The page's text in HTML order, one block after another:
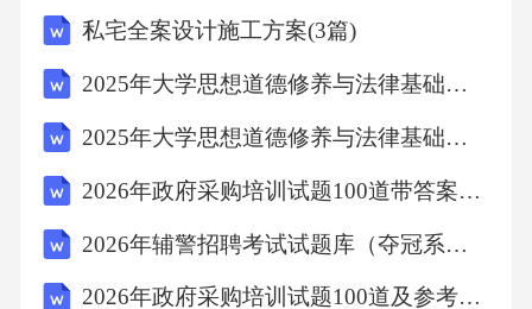
D.诚实守信
【答案】：C10、根据2025年1月1日起施行的
《中华人民共和国爱国主义教育法》及相关最
新政策指引，新时代爱国主义教育的着力点是
（）。
A.坚持爱国和爱党、爱社会主义相统一
私宅全案设计施工方案(3篇)
2025年大学思想道德修养与法律基础期末考试题附完整答案【有一套】
2025年大学思想道德修养与法律基础期末考试题附答案【模拟题】
2026年政府采购培训试题100道带答案（巩固）
2026年辅警招聘考试试题库（夺冠系列）
2026年政府采购培训试题100道及参考答案（培优）